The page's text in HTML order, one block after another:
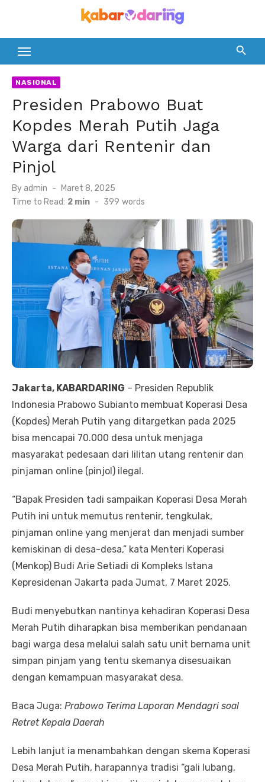
content
NASIONAL
Presiden Prabowo Buat
Kopdes Merah Putih Jaga
Warga dari Rentenir dan
Pinjol
By admin
Posted
on
Maret 8, 2025
Time to Read: 2 min - 399 words
Jakarta, KABARDARING – Presiden Republik
Indonesia Prabowo Subianto membuat Koperasi Desa
(Kopdes) Merah Putih yang ditargetkan pada 2025
bisa mencapai 70.000 desa untuk menjaga
masyarakat pedesaan dari lilitan utang rentenir dan
pinjaman online (pinjol) ilegal.
“Bapak Presiden tadi sampaikan Koperasi Desa Merah
Putih ini untuk memutus rentenir, tengkulak,
pinjaman online yang menjerat dan menjadi sumber
kemiskinan di desa-desa,” kata Menteri Koperasi
(Menkop) Budi Arie Setiadi di Kompleks Istana
Kepresidenan Jakarta pada Jumat, 7 Maret 2025.
Budi menyebutkan nantinya kehadiran Koperasi Desa
Merah Putih diharapkan bisa memberikan pendanaan
bagi warga desa melalui salah satu unit bernama unit
simpan pinjam yang tentu skemanya disesuaikan
dengan kemampuan masyarakat desa.
Baca Juga: Prabowo Terima Laporan Mendagri soal
Retret Kepala Daerah
Lebih lanjut ia menambahkan dengan skema Koperasi
Desa Merah Putih, harapannya tradisi “gali lubang,